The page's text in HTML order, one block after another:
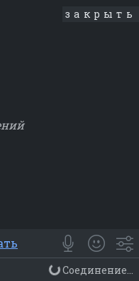
закрыть
😀 Emoji
Еда Объекты
Соединение...